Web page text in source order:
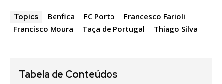
Topics Benfica FC Porto
Francesco Farioli
Francisco Moura
Taça de Portugal Thiago Silva
Tabela de Conteúdos